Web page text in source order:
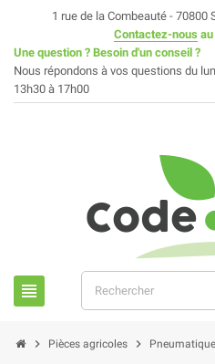
1 rue de la Combeauté - 70800
Contactez-nous au
Une question ? Besoin d'un conseil ?
Nous répondons à vos questions du
13h30 à 17h00
view_headline
chevron_right Pièces agricoles chevron_right